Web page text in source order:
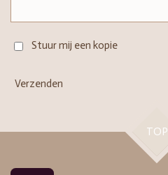
Stuur mij een kopie
Verzenden
TOP